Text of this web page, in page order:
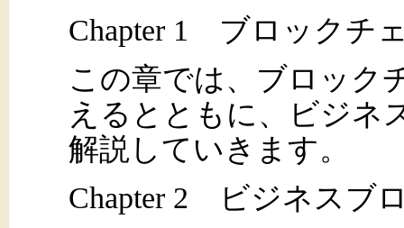
Chapter 1 ブロックチ
この章では、ブロック
えるとともに、ビジネ
解説していきます。
Chapter 2 ビジネスブ